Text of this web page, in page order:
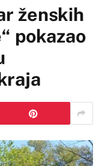
ženskih
pokazao